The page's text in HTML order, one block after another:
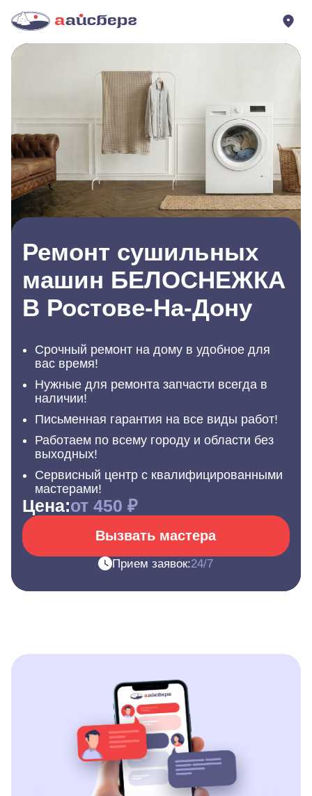
Ремонт сушильных
машин БЕЛОСНЕЖКА
В Ростове-На-Дону
Срочный ремонт на дому в удобное для
вас время!
Нужные для ремонта запчасти всегда в
наличии!
Письменная гарантия на все виды работ!
Работаем по всему городу и области без
выходных!
Сервисный центр с квалифицированными
мастерами!
Цена:от 450 ₽
Вызвать мастера
Прием заявок:24/7